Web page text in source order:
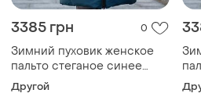
3385 грн 0
Зимний пуховик женское
пальто стеганое синее
тинсулейт цвет черный
размер 42-58 54
Другой